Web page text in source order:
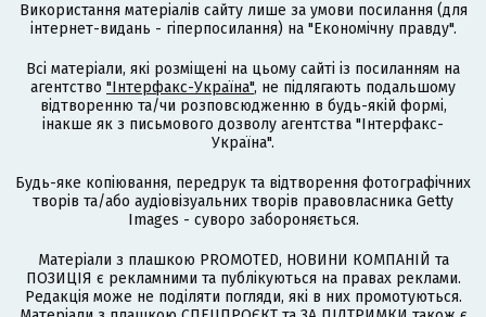
Використання матеріалів сайту лише за умови посилання (для
інтернет-видань - гіперпосилання) на "Економічну правду".
Всі матеріали, які розміщені на цьому сайті із посиланням на
агентство "Інтерфакс-Україна", не підлягають подальшому
відтворенню та/чи розповсюдженню в будь-якій формі,
інакше як з письмового дозволу агентства "Інтерфакс-
Україна".
Будь-яке копіювання, передрук та відтворення фотографічних
творів та/або аудіовізуальних творів правовласника Getty
Images - суворо забороняється.
Матеріали з плашкою PROMOTED, НОВИНИ КОМПАНІЙ та
ПОЗИЦІЯ є рекламними та публікуються на правах реклами.
Редакція може не поділяти погляди, які в них промотуються.